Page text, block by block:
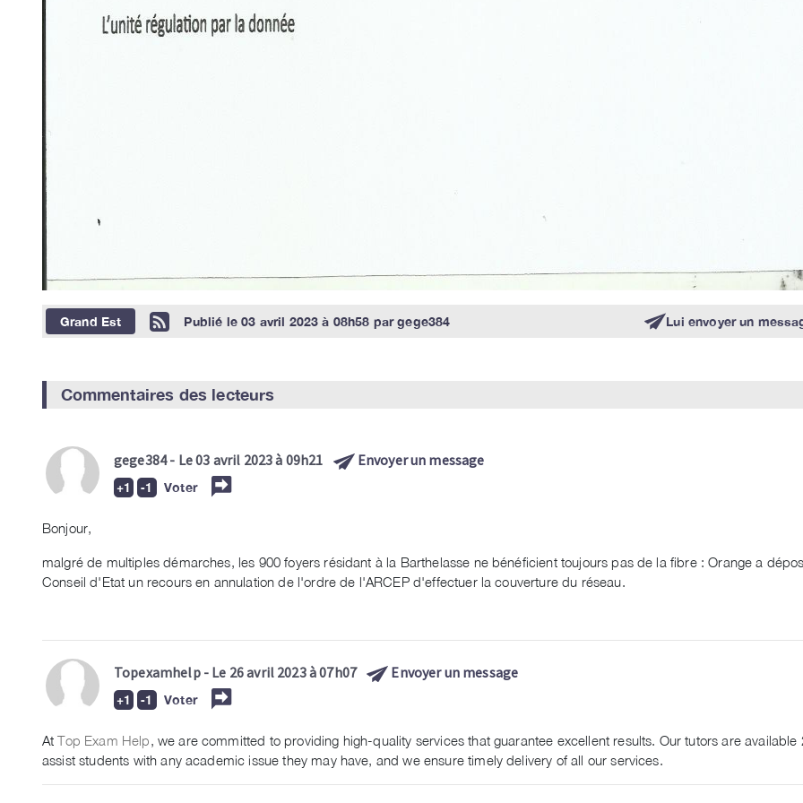
Grand Est Publié le03 avril 2023 à 08h58 pargege384 Lui envoyer un
Commentaires des lecteurs
gege384- Le 03 avril 2023 à 09h21 Envoyer un message
Voter
Bonjour,
malgré de multiples démarches, les 900 foyers résidant à la Barthelasse ne bénéficient toujours pas de la fibre : Orange a
Conseil d'Etat un recours en annulation de l'ordre de l'ARCEP d'effectuer la couverture du réseau.
Topexamhelp- Le 26 avril 2023 à 07h07 Envoyer un message
Voter
AtTop Exam Help, we are committed to providing high-quality services that guarantee excellent results. Our tutors are available
assist students with any academic issue they may have, and we ensure timely delivery of all our services.